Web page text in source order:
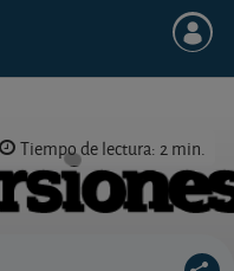
Tiempo de lectura: 2 min.